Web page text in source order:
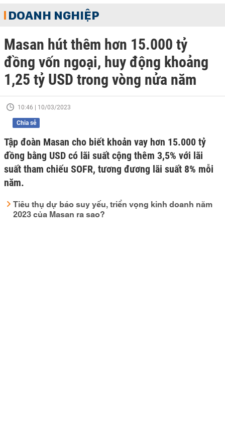
DOANH NGHIỆP
Masan hút thêm hơn 15.000 tỷ
đồng vốn ngoại, huy động khoảng
1,25 tỷ USD trong vòng nửa năm
10:46 | 10/03/2023
Chia sẻ
Tập đoàn Masan cho biết khoản vay hơn 15.000 tỷ
đồng bằng USD có lãi suất cộng thêm 3,5% với lãi
suất tham chiếu SOFR, tương đương lãi suất 8% mỗi
năm.
Tiêu thụ dự báo suy yếu, triển vọng kinh doanh năm
2023 của Masan ra sao?